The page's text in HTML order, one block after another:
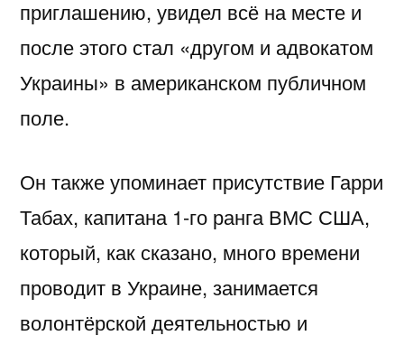
приглашению, увидел всё на месте и
после этого стал «другом и адвокатом
Украины» в американском публичном
поле.
Он также упоминает присутствие Гарри
Табах, капитана 1-го ранга ВМС США,
который, как сказано, много времени
проводит в Украине, занимается
волонтёрской деятельностью и